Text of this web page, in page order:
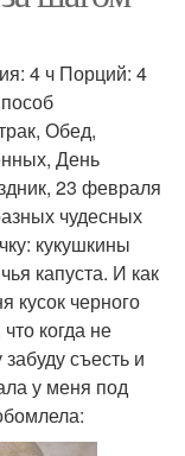
4 ч Порций: 4
Обед,
День
23 февраля
чудесных
кукушкины
капуста. И как
кусок черного
когда не
съесть и
у меня под